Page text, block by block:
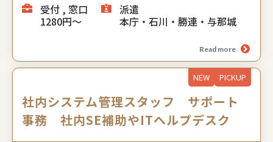
受付 , 窓口
派遣
1280円～
本庁・石川・勝連・与那城
Read more
NEW PICKUP
社内システム管理スタッフ サポート
事務 社内SE補助やITヘルプデスク